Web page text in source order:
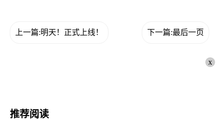
上一篇:明天！正式上线！ 下一篇:最后一页
x
推荐阅读